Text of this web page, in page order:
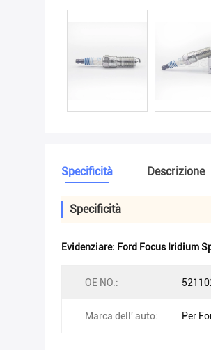
Specificità Descrizione
Specificità
Evidenziare: Ford Focus Iridium
OE NO.:
Marca dell' auto: Per